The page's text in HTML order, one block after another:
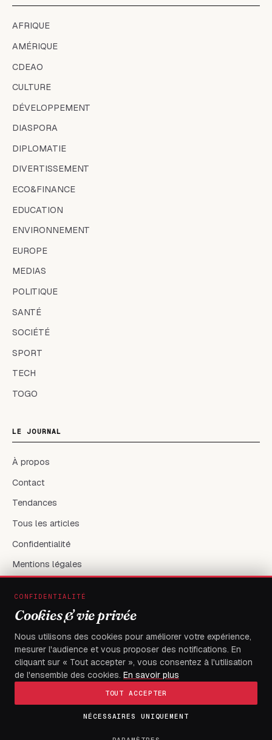
AFRIQUE
AMÉRIQUE
CDEAO
CULTURE
DÉVELOPPEMENT
DIASPORA
DIPLOMATIE
DIVERTISSEMENT
ECO&FINANCE
EDUCATION
ENVIRONNEMENT
EUROPE
MEDIAS
POLITIQUE
SANTÉ
SOCIÉTÉ
SPORT
TECH
TOGO
LE JOURNAL
À propos
Contact
Tendances
Tous les articles
Confidentialité
Mentions légales
RÉSEAUX & CONTACT
X / Twitter
flambeaudesdemocrates@gmail.com
FLAMBEAU DES DEMOCRATES— Tous droits réservés
CONFIDENTIALITÉ
Cookies & vie privée
Nous utilisons des cookies pour améliorer votre expérience,
mesurer l'audience et vous proposer des notifications. En
cliquant sur « Tout accepter », vous consentez à l'utilisation
de l'ensemble des cookies. En savoir plus
TOUT ACCEPTER
NÉCESSAIRES UNIQUEMENT